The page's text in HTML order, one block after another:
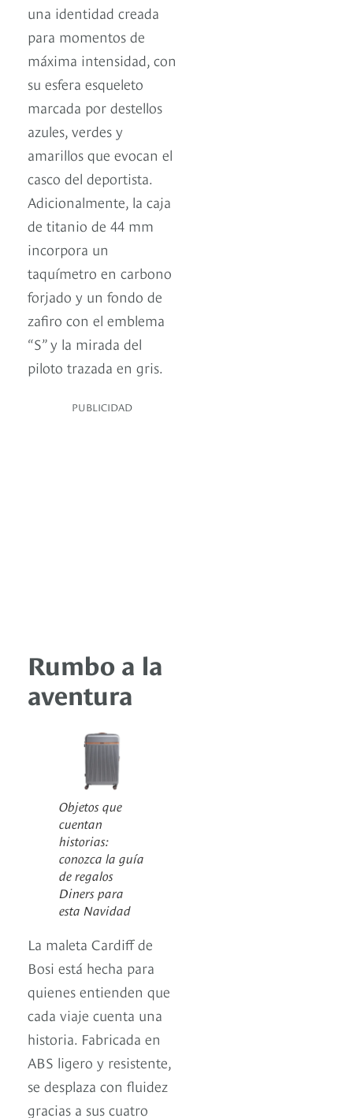
una identidad creada
para momentos de
máxima intensidad, con
su esfera esqueleto
marcada por destellos
azules, verdes y
amarillos que evocan el
casco del deportista.
Adicionalmente, la caja
de titanio de 44 mm
incorpora un
taquímetro en carbono
forjado y un fondo de
zafiro con el emblema
“S” y la mirada del
piloto trazada en gris.
PUBLICIDAD
Rumbo a la
aventura
Objetos que
cuentan
historias:
conozca la guía
de regalos
Diners para
esta Navidad
La maleta Cardiff de
Bosi está hecha para
quienes entienden que
cada viaje cuenta una
historia. Fabricada en
ABS ligero y resistente,
se desplaza con fluidez
gracias a sus cuatro